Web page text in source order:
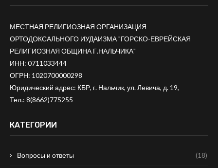
МЕСТНАЯ РЕЛИГИОЗНАЯ ОРГАНИЗАЦИЯ
ОРТОДОКСАЛЬНОГО ИУДАИЗМА "ГОРСКО-ЕВРЕЙСКАЯ
РЕЛИГИОЗНАЯ ОБЩИНА Г.НАЛЬЧИКА"
ИНН: 0711033444
ОГРН: 1020700000298
Юридический адрес: КБР, г. Нальчик, ул. Левича, д. 19,
Тел.: 8(8662)775255
КАТЕГОРИИ
Вопросы и ответы (18)